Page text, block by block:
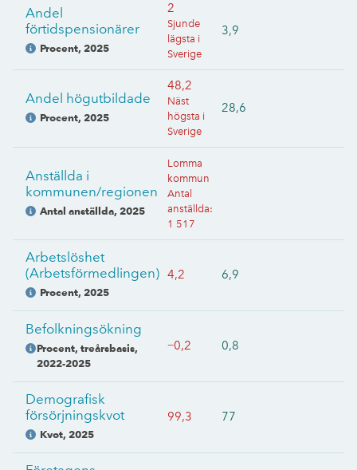
Andel
förtidspensionärer
Procent, 2025
2
Sjunde
lägsta i
Sverige
3,9
Andel högutbildade
Procent, 2025
48,2
Näst
högsta i
Sverige
28,6
Anställda i
kommunen/regionen
Antal anställda, 2025
Lomma
kommun
Antal
anställda:
1 517
Arbetslöshet
(Arbetsförmedlingen)
Procent, 2025
4,2 6,9
Befolkningsökning
Procent, treårsbasis,
2022-2025
−0,2 0,8
Demografisk
försörjningskvot
Kvot, 2025
99,3 77